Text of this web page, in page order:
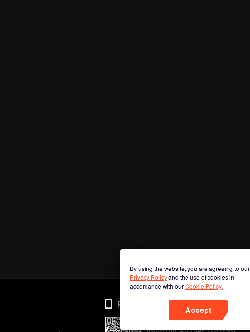
By using the website, you are agreeing to our
Privacy Policyand the use of cookies in
accordance with ourCookie Policy.
Accept
Phone
สแกนรหัส QR เพื่อดาวน์โหลด